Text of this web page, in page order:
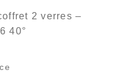
2 verres –
40°